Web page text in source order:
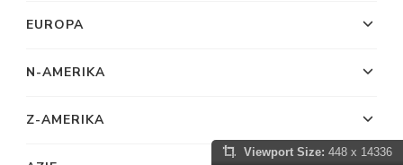
EUROPA
N-AMERIKA
Z-AMERIKA
Viewport Size: 448 x 14336